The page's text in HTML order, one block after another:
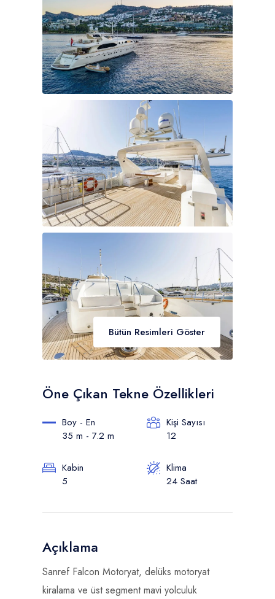
Bütün Resimleri Göster
Öne Çıkan Tekne Özellikleri
Boy - En
35 m - 7.2 m
Kişi Sayısı
12
Kabin
5
Klima
24 Saat
Açıklama
Sanref Falcon Motoryat, delüks motoryat
kiralama ve üst segment mavi yolculuk